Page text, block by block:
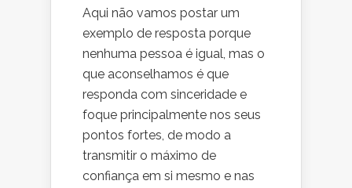
Aqui não vamos postar um
exemplo de resposta porque
nenhuma pessoa é igual, mas o
que aconselhamos é que
responda com sinceridade e
foque principalmente nos seus
pontos fortes, de modo a
transmitir o máximo de
confiança em si mesmo e nas